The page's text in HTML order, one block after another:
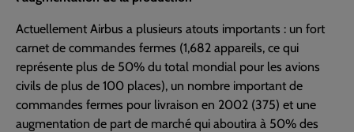
Actuellement Airbus a plusieurs atouts importants : un fort
carnet de commandes fermes (1,682 appareils, ce qui
représente plus de 50% du total mondial pour les avions
civils de plus de 100 places), un nombre important de
commandes fermes pour livraison en 2002 (375) et une
augmentation de part de marché qui aboutira à 50% des